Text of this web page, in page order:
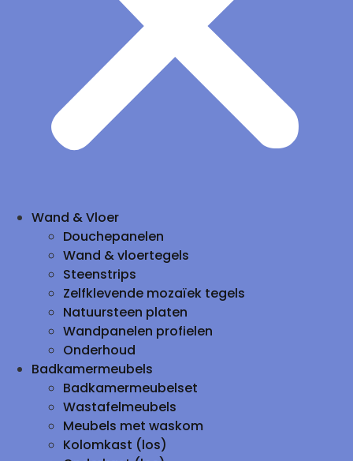
Wand & Vloer
Douchepanelen
Wand & vloertegels
Steenstrips
Zelfklevende mozaïek tegels
Natuursteen platen
Wandpanelen profielen
Onderhoud
Badkamermeubels
Badkamermeubelset
Wastafelmeubels
Meubels met waskom
Kolomkast (los)